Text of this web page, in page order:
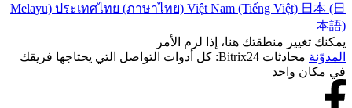
Melayu) ประเทศไทย (ภาษาไทย) Việt Nam (Tiếng Việt) 日本 (日
本語)
يمكنك تغيير منطقتك هنا، إذا لزم الأمر
المدوّنة
محادثات Bitrix24: كل أدوات التواصل التي يحتاجها فريقك
في مكان واحد